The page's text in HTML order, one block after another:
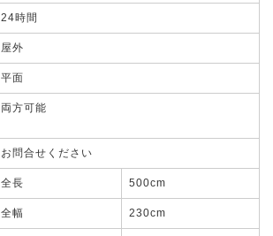
24時間
屋外
平面
両方可能
お問合せください
全長 500cm
全幅 230cm